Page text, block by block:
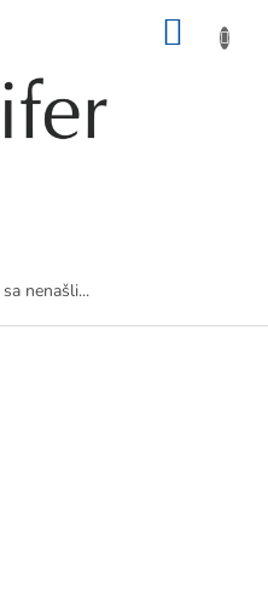
sa nenašli...